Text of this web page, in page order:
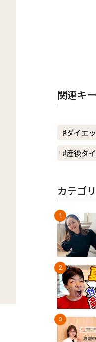
関連キ
#ダイエ
#産後ダ
カテゴ